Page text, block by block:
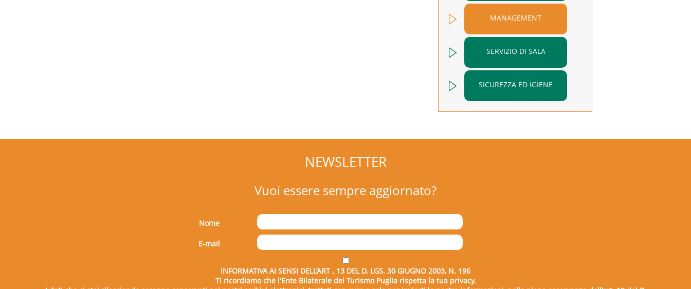
MANAGEMENT
SERVIZIO DI SALA
SICUREZZA ED IGIENE
NEWSLETTER
Vuoi essere sempre aggiornato?
Nome
E-mail
INFORMATIVA AI SENSI DELL’ART . 13 DEL D. LGS. 30 GIUGNO 2003, N. 196
Ti ricordiamo che l'Ente Bilaterale del Turismo Puglia rispetta la tua privacy.